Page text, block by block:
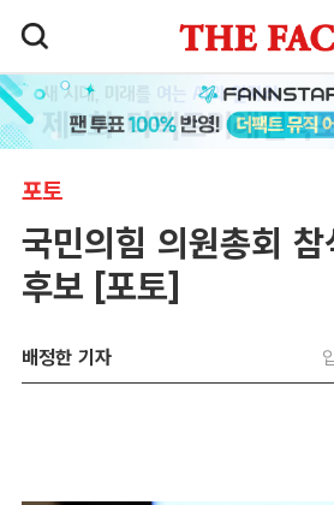
포토
국민의힘 의원총회
후보 [포토]
배정한 기자